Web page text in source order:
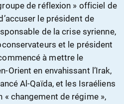
de réflexion » officiel de
le président de
de la crise syrienne,
et le président
à mettre le
Orient en envahissant l’Irak,
Al-Qaïda, et les Israéliens
changement de régime »,